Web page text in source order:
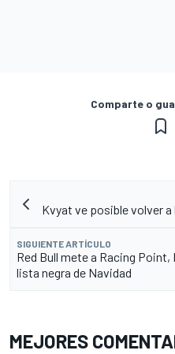
Comparte o
Kvyat ve posible volver a
SIGUIENTE ARTÍCULO
Red Bull mete a Racing Point,
lista negra de Navidad
MEJORES